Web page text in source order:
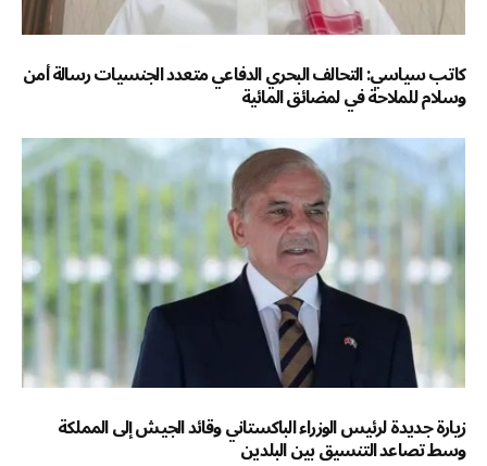
كاتب سياسي: التحالف البحري الدفاعي متعدد الجنسيات رسالة أمن
وسلام للملاحة في لمضائق المائية
زيارة جديدة لرئيس الوزراء الباكستاني وقائد الجيش إلى المملكة
وسط تصاعد التنسيق بين البلدين